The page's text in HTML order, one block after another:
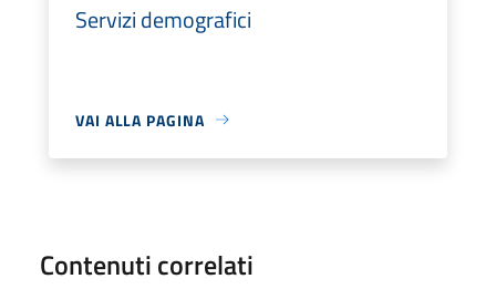
Servizi demografici
VAI ALLA PAGINA
Contenuti correlati